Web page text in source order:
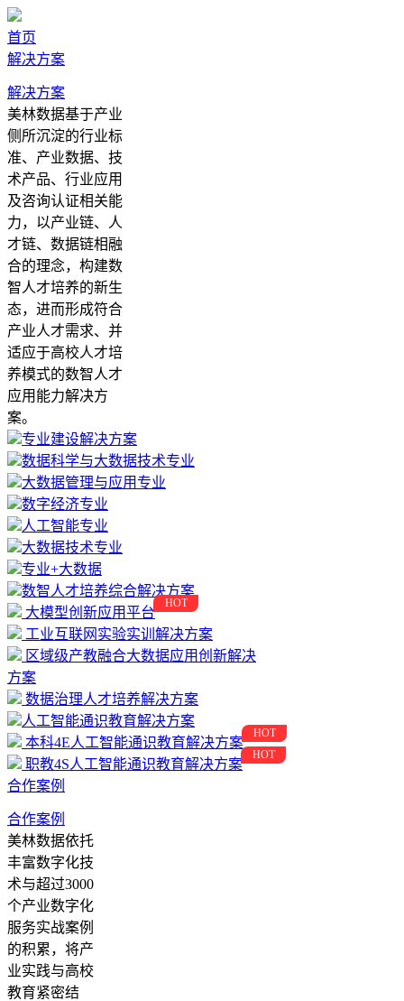
首页
解决方案
解决方案
美林数据基于产业
侧所沉淀的行业标
准、产业数据、技
术产品、行业应用
及咨询认证相关能
力，以产业链、人
才链、数据链相融
合的理念，构建数
智人才培养的新生
态，进而形成符合
产业人才需求、并
适应于高校人才培
养模式的数智人才
应用能力解决方
案。
专业建设解决方案
数据科学与大数据技术专业
大数据管理与应用专业
数字经济专业
人工智能专业
大数据技术专业
专业+大数据
数智人才培养综合解决方案
大模型创新应用平台
HOT
工业互联网实验实训解决方案
区域级产教融合大数据应用创新解决
方案
数据治理人才培养解决方案
人工智能通识教育解决方案
本科4E人工智能通识教育解决方案
HOT
职教4S人工智能通识教育解决方案
HOT
合作案例
合作案例
美林数据依托
丰富数字化技
术与超过3000
个产业数字化
服务实战案例
的积累，将产
业实践与高校
教育紧密结